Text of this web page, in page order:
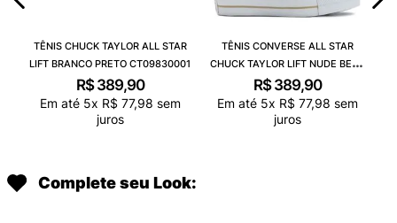
TÊNIS CHUCK TAYLOR ALL STAR
LIFT BRANCO PRETO CT09830001
R$ 389,90
Em até 5x R$ 77,98 sem
juros
TÊNIS CONVERSE ALL STAR
CHUCK TAYLOR LIFT NUDE BEGE
CLARO BRANCO CT09830003
R$ 389,90
Em até 5x R$ 77,98 sem
juros
Complete seu Look: